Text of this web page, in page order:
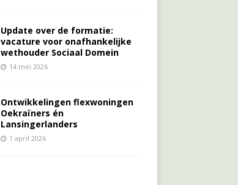
Update over de formatie:
vacature voor onafhankelijke
wethouder Sociaal Domein
14 mei 2026
Ontwikkelingen flexwoningen
Oekraïners én
Lansingerlanders
1 april 2026